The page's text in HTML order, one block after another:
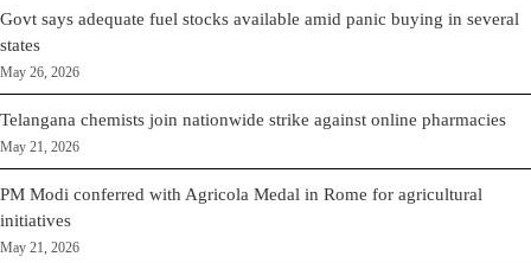
Govt says adequate fuel stocks available amid panic buying in several
states
May 26, 2026
Telangana chemists join nationwide strike against online pharmacies
May 21, 2026
PM Modi conferred with Agricola Medal in Rome for agricultural
initiatives
May 21, 2026